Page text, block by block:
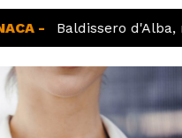
- Baldissero d'Alba,